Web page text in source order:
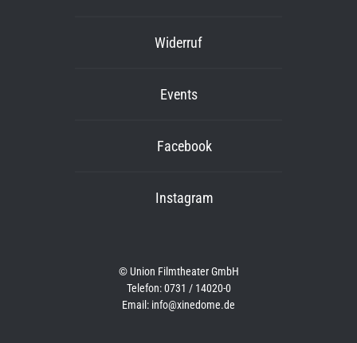
Widerruf
Events
Facebook
Instagram
© Union Filmtheater GmbH
Telefon: 0731 / 14020-0
Email: info@xinedome.de